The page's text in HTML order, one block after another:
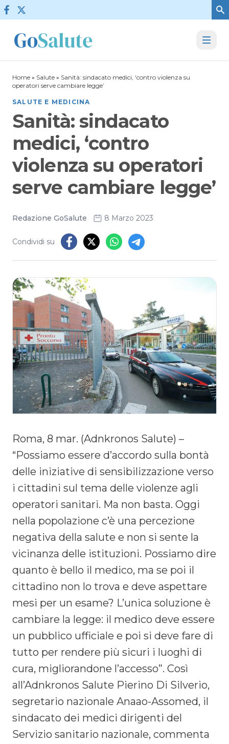
Vai al contenuto
Home » Salute » Sanità: sindacato medici, ‘contro violenza su
operatori serve cambiare legge’
SALUTE E MEDICINA
Sanità: sindacato
medici, ‘contro
violenza su operatori
serve cambiare legge’
Redazione GoSalute 8 Marzo 2023
Condividi su
Roma, 8 mar. (Adnkronos Salute) –
“Possiamo essere d’accordo sulla bontà
delle iniziative di sensibilizzazione verso
i cittadini sul tema delle violenze agli
operatori sanitari. Ma non basta. Oggi
nella popolazione c’è una percezione
negativa della salute e non si sente la
vicinanza delle istituzioni. Possiamo dire
quanto è bello il medico, ma se poi il
cittadino non lo trova e deve aspettare
mesi per un esame? L’unica soluzione è
cambiare la legge: il medico deve essere
un pubblico ufficiale e poi si deve fare di
tutto per rendere più sicuri i luoghi di
cura, migliorandone l’accesso”. Così
all’Adnkronos Salute Pierino Di Silverio,
segretario nazionale Anaao-Assomed, il
sindacato dei medici dirigenti del
Servizio sanitario nazionale, commenta